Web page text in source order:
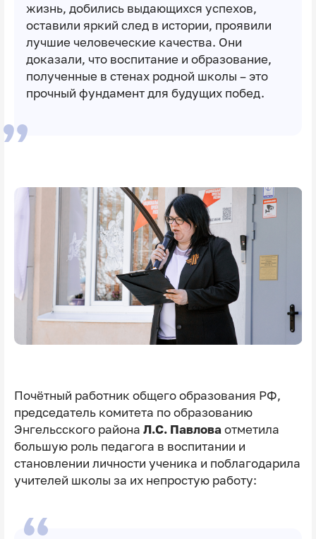
жизнь, добились выдающихся успехов,
оставили яркий след в истории, проявили
лучшие человеческие качества. Они
доказали, что воспитание и образование,
полученные в стенах родной школы – это
прочный фундамент для будущих побед.
Почётный работник общего образования РФ,
председатель комитета по образованию
Энгельсского района Л.С. Павлова отметила
большую роль педагога в воспитании и
становлении личности ученика и поблагодарила
учителей школы за их непростую работу: